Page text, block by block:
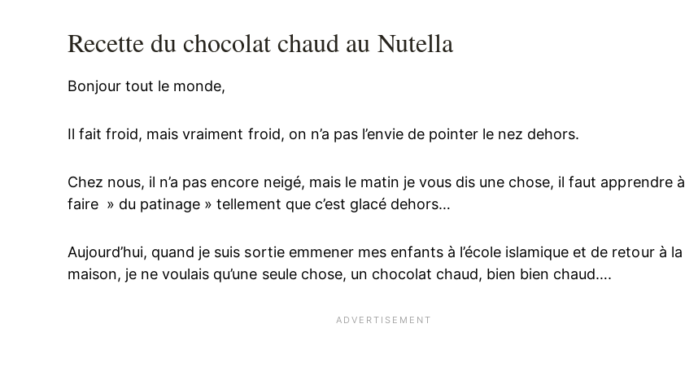
Recette du chocolat chaud au Nutella
Bonjour tout le monde,
Il fait froid, mais vraiment froid, on n’a pas l’envie de pointer le nez dehors.
Chez nous, il n’a pas encore neigé, mais le matin je vous dis une chose, il faut apprendre à
faire » du patinage » tellement que c’est glacé dehors…
Aujourd’hui, quand je suis sortie emmener mes enfants à l’école islamique et de retour à la
maison, je ne voulais qu’une seule chose, un chocolat chaud, bien bien chaud….